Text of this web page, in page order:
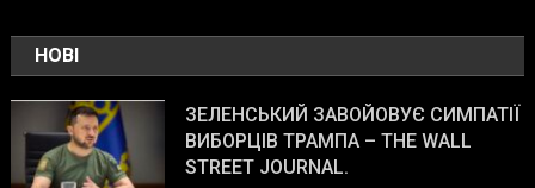
НОВІ
ЗЕЛЕНСЬКИЙ ЗАВОЙОВУЄ СИМПАТІЇ
ВИБОРЦІВ ТРАМПА – THE WALL
STREET JOURNAL.